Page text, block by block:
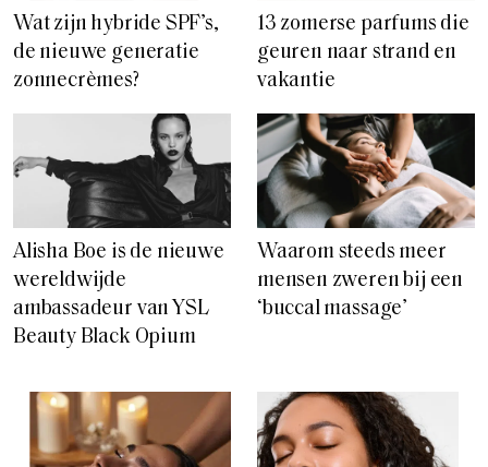
Wat zijn hybride SPF’s,
de nieuwe generatie
zonnecrèmes?
13 zomerse parfums die
geuren naar strand en
vakantie
Alisha Boe is de nieuwe
wereldwijde
ambassadeur van YSL
Beauty Black Opium
Waarom steeds meer
mensen zweren bij een
‘buccal massage’